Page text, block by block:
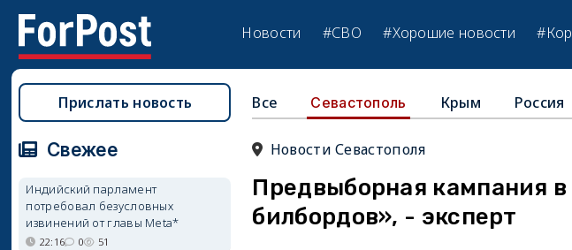
Новости #СВО #Хорошие новости
Все Севастополь Крым Россия
Новости Севастополя
Предвыборная кампания в
билбордов», - эксперт
Прислать новость
Свежее
Индийский парламент
потребовал безусловных
извинений от главы Meta*
22:16 0 51